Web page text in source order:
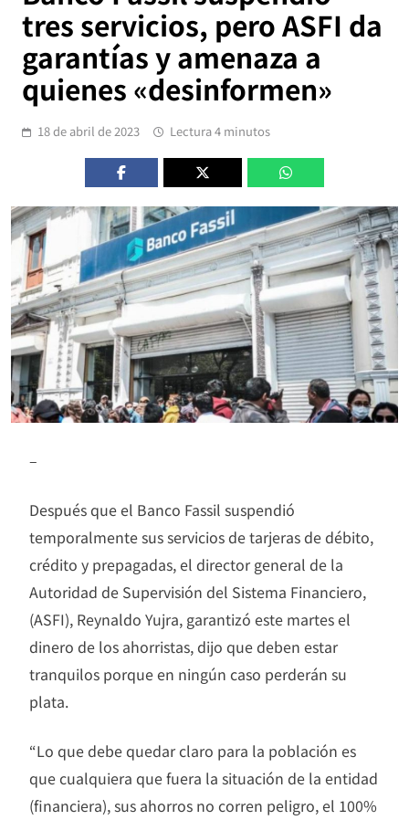
tres servicios, pero ASFI da
garantías y amenaza a
quienes «desinformen»
18 de abril de 2023 Lectura 4 minutos
–
Después que el Banco Fassil suspendió
temporalmente sus servicios de tarjeras de débito,
crédito y prepagadas, el director general de la
Autoridad de Supervisión del Sistema Financiero,
(ASFI), Reynaldo Yujra, garantizó este martes el
dinero de los ahorristas, dijo que deben estar
tranquilos porque en ningún caso perderán su
plata.
“Lo que debe quedar claro para la población es
que cualquiera que fuera la situación de la entidad
(financiera), sus ahorros no corren peligro, el 100%